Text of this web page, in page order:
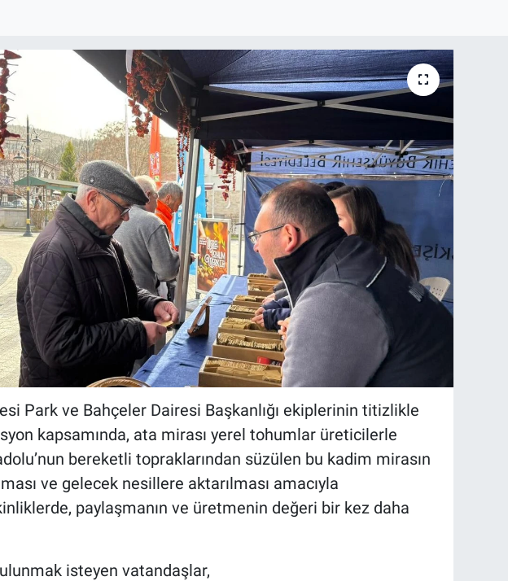
Park ve Bahçeler Dairesi Başkanlığı ekiplerinin titizlikle
kapsamında, ata mirası yerel tohumlar üreticilerle
bereketli topraklarından süzülen bu kadim mirasın
ve gelecek nesillere aktarılması amacıyla
paylaşmanın ve üretmenin değeri bir kez daha
isteyen vatandaşlar,